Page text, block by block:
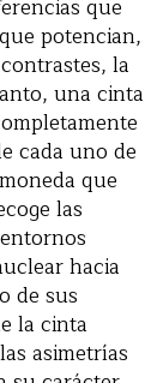
que
potencian,
la
una cinta
cada uno de
que
las
hacia
de sus
la cinta
asimetrías